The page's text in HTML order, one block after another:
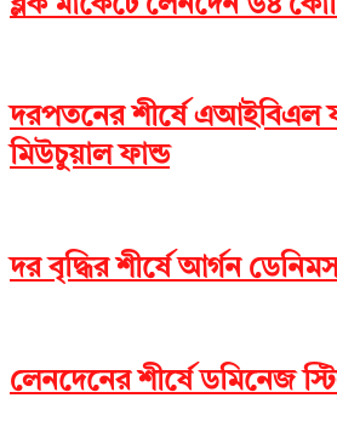
দরপতনের শীর্ষে এআইবিএল
মিউচুয়াল ফান্ড
দর বৃদ্ধির শীর্ষে আর্গন
লেনদেনের শীর্ষে ডমিনেজ